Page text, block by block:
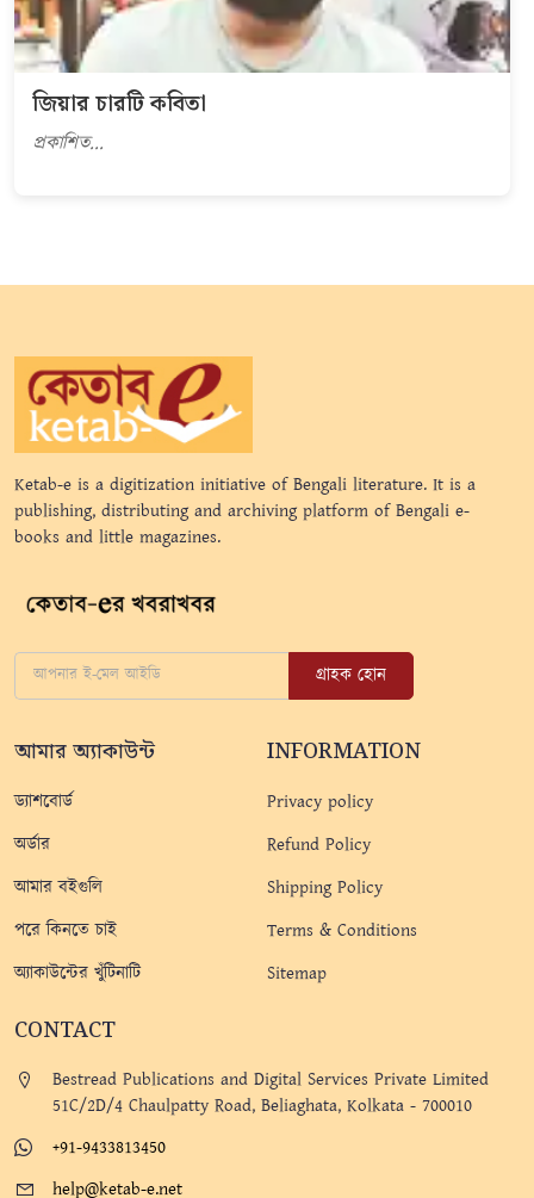
জিয়ার চারটি কবিতা
প্রকাশিত...
Ketab-e is a digitization initiative of Bengali literature. It is a
publishing, distributing and archiving platform of Bengali e-
books and little magazines.
গ্রাহক হোন
আমার অ্যাকাউন্ট
ড্যাশবোর্ড
অর্ডার
আমার বইগুলি
পরে কিনতে চাই
অ্যাকাউন্টের খুঁটিনাটি
INFORMATION
Privacy policy
Refund Policy
Shipping Policy
Terms & Conditions
Sitemap
CONTACT
Bestread Publications and Digital Services Private Limited
51C/2D/4 Chaulpatty Road, Beliaghata, Kolkata - 700010
+91-9433813450
help@ketab-e.net